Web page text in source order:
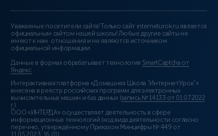
Уважаемые посетители сайта! Только сайт interneturok.ru является
официальным сайтом нашей школы! Любые другие сайты не
имеют к нам отношения и не являются источником
официальной информации.
Данные в формах обрабатывает технология SmartCaptcha от
Яндекс
Интерактивная платформа «Домашняя Школа “ИнтернетУрок”»
внесена в реестр российских программ для электронных
вычислительных машин и баз данных (запись № 14133 от 01.07.2022
г.).
ООО «ИНТЕРДА» осуществляет деятельность в сфере
информационных технологий (код вида деятельности согласно
перечню, утверждённому Приказом Минцифры № 449 от
11.05.2023: 16.01)